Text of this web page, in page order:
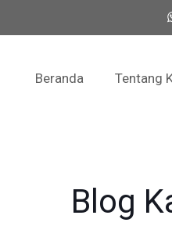
Beranda Tentang
Blog